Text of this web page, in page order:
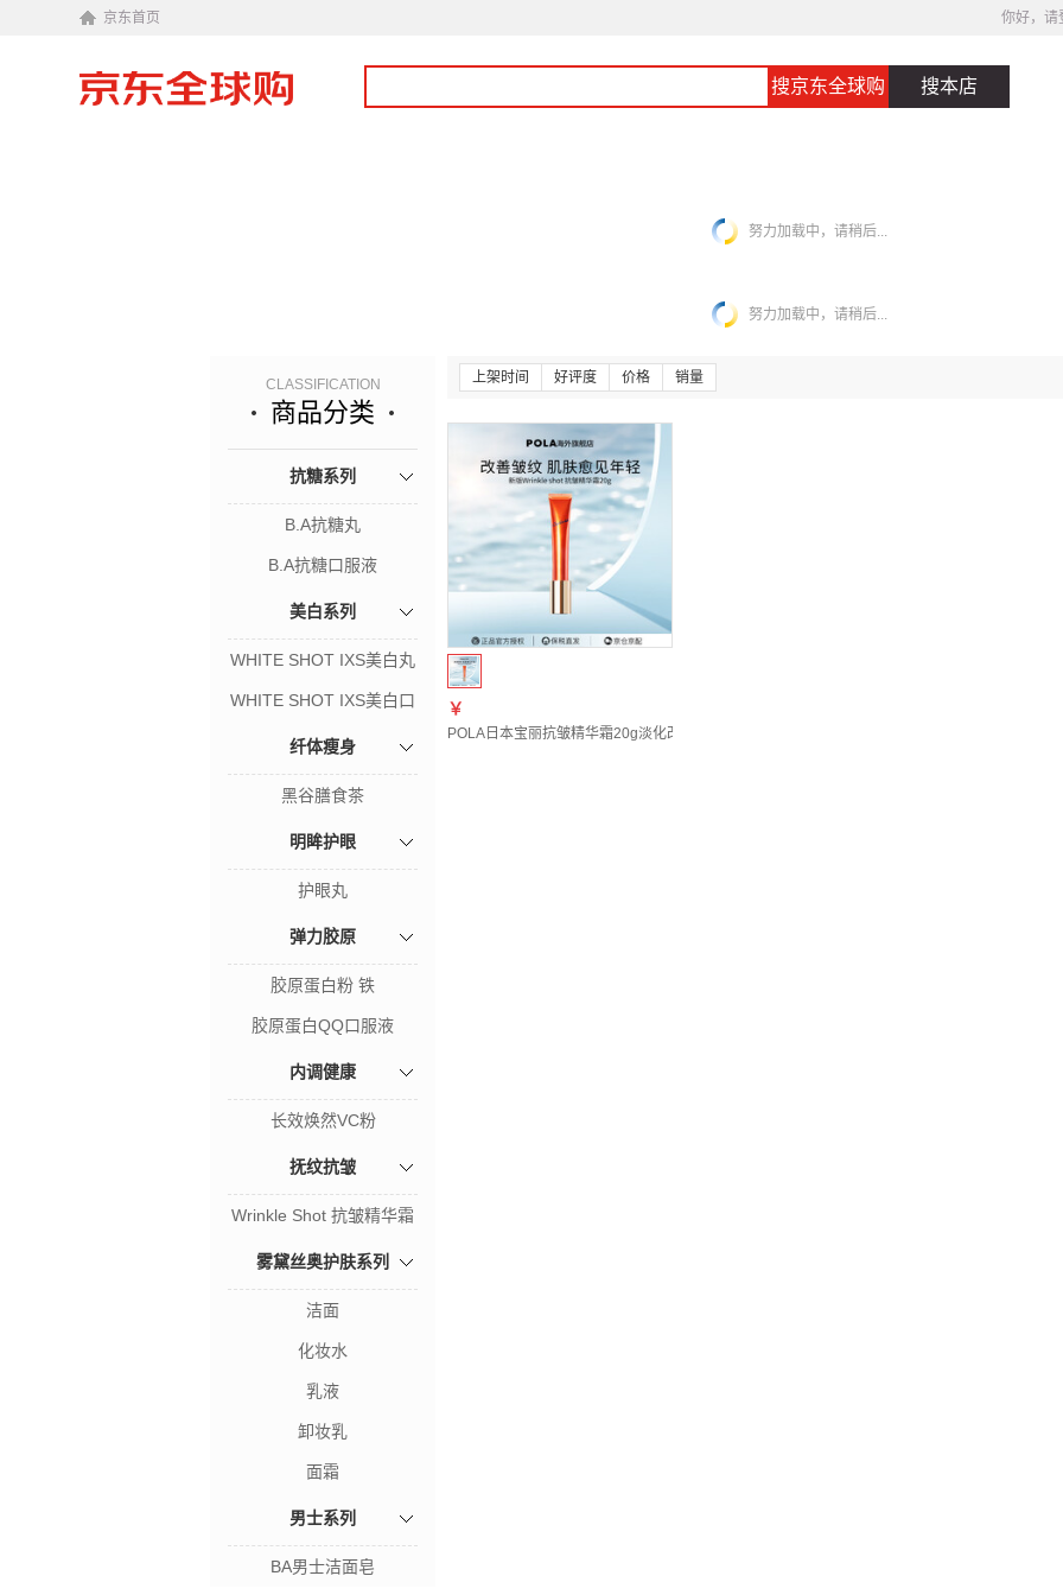
京东首页 你好，请
搜京东全球购 搜本店
努力加载中，请稍后...
努力加载中，请稍后...
CLASSIFICATION
商品分类
抗糖系列
B.A抗糖丸
B.A抗糖口服液
美白系列
WHITE SHOT IXS美白丸
WHITE SHOT IXS美白口
纤体瘦身
黑谷膳食茶
明眸护眼
护眼丸
弹力胶原
胶原蛋白粉 铁
胶原蛋白QQ口服液
内调健康
长效焕然VC粉
抚纹抗皱
Wrinkle Shot 抗皱精华霜
雾黛丝奥护肤系列
洁面
化妆水
乳液
卸妆乳
面霜
男士系列
BA男士洁面皂
上架时间 好评度 价格 销量
￥
POLA日本宝丽抗皱精华霜20g淡化改善细纹法令纹保湿润肤 20g